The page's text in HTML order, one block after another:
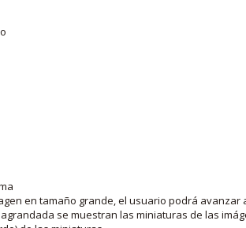
en tamaño grande, el usuario podrá
se muestran las miniaturas de las